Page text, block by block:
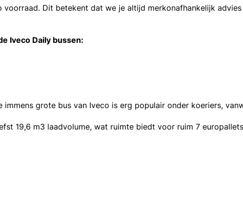
voorraad. Dit betekent dat we je altijd merkonafhankelijk
Iveco Daily bussen:
grote bus van Iveco is erg populair onder koeriers,
19,6 m3 laadvolume, wat ruimte biedt voor ruim 7